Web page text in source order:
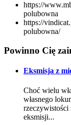
https://
polubowna
https://
polubowna/
Powinno Cię
Eksmisja z
Choć wielu
własnego
rzeczywistości
eksmisji...